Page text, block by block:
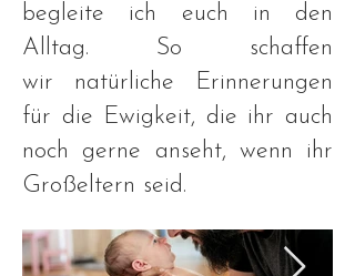
begleite ich euch in den
Alltag. So schaffen
wir natürliche Erinnerungen
für die Ewigkeit, die ihr auch
noch gerne anseht, wenn ihr
Großeltern seid.